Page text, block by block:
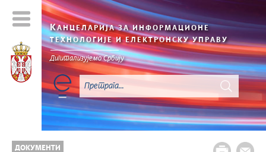
КАНЦЕЛАРИЈА ЗА ИНФОРМАЦИОНЕ
ТЕХНОЛОГИЈЕ И ЕЛЕКТРОНСКУ УПРАВУ
Дигитализујемо Србију
ДОКУМЕНТИ